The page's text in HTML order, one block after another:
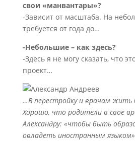
свои «манвантары»?
-Зависит от масштаба. На
требуется от года до…
-Небольшие – как здесь?
-Здесь я не могу сказать, что
проект…
…В перестройку и врачам жить
Хорошо, что родители в свое
Александру: «чтобы быть
овладеть иностранным